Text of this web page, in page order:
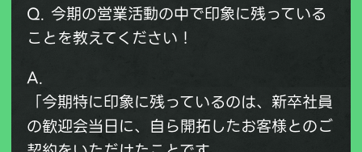
Q. 今期の営業活動の中で印象に残っている
ことを教えてください！
A.
「今期特に印象に残っているのは、新卒社員
の歓迎会当日に、自ら開拓したお客様とのご